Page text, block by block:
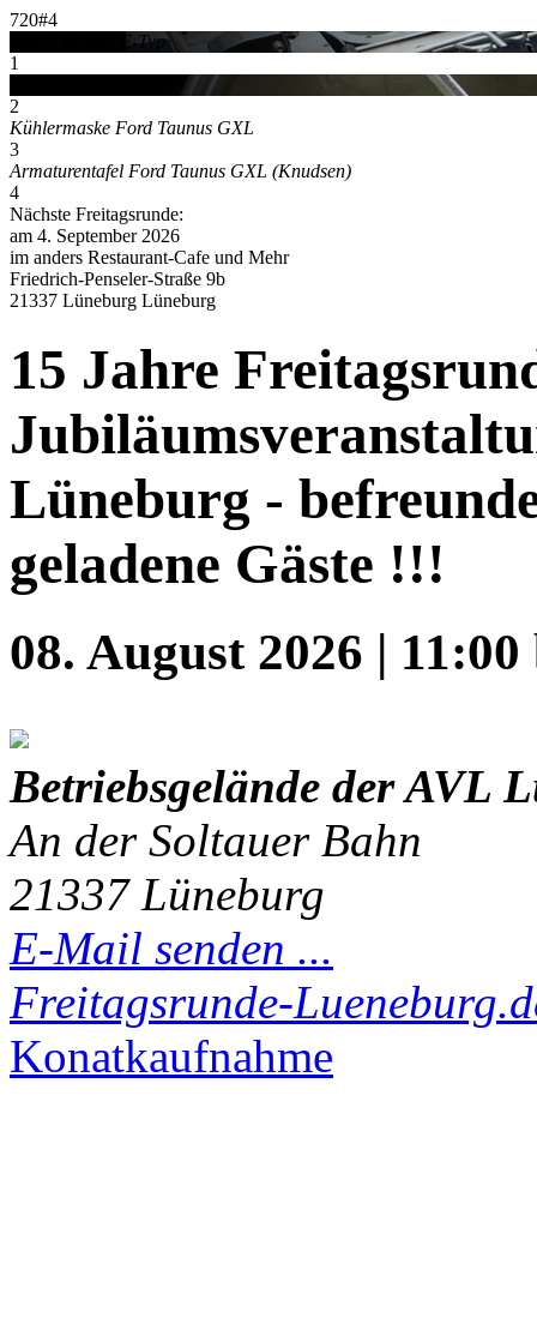
720#4
Motor Jaguar E-Typ
1
2
Kühlermaske Ford Taunus GXL
3
Armaturentafel Ford Taunus GXL (Knudsen)
4
Nächste Freitagsrunde:
am 4. September 2026
im anders Restaurant-Cafe und Mehr
Friedrich-Penseler-Straße 9b
21337 Lüneburg Lüneburg
15 Jahre
Lüneburg -
geladene Gäste !!!
08. August 2026 |
Betriebsgelände der AVL
An der Soltauer Bahn
21337 Lüneburg
E-Mail senden ...
Freitagsrunde-
Konatkaufnahme